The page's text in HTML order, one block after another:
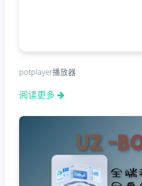
potplayer播放器
阅读更多